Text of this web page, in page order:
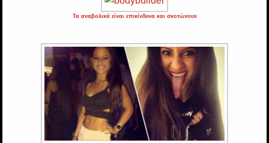
Τα αναβολικά είναι επικίνδυνα και σκοτώνουν